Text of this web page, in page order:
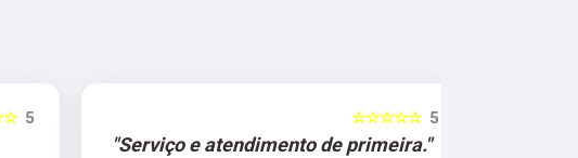
5 5
☆☆☆☆☆
"Serviço e atendimento de primeira."